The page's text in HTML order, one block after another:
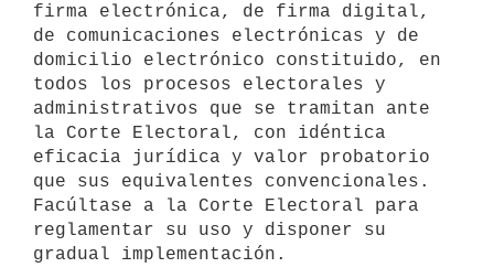
firma electrónica, de firma digital,
de comunicaciones electrónicas y de
domicilio electrónico constituido, en
todos los procesos electorales y
administrativos que se tramitan ante
la Corte Electoral, con idéntica
eficacia jurídica y valor probatorio
que sus equivalentes convencionales.
Facúltase a la Corte Electoral para
reglamentar su uso y disponer su